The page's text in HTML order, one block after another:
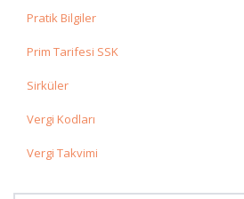
Pratik Bilgiler
Prim Tarifesi SSK
Sirküler
Vergi Kodları
Vergi Takvimi